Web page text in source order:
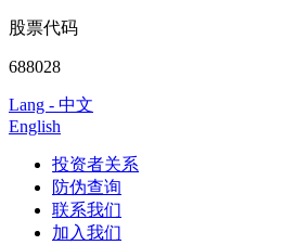
股票代码
688028
Lang - 中文
English
投资者关系
防伪查询
联系我们
加入我们